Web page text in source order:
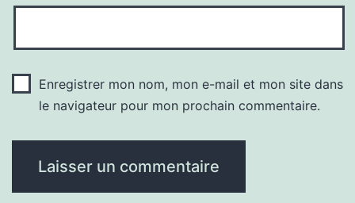
Enregistrer mon nom, mon e-mail et mon site dans
le navigateur pour mon prochain commentaire.